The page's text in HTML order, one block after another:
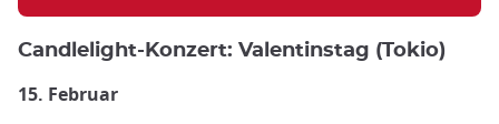
Candlelight-Konzert: Valentinstag (Tokio)
15. Februar